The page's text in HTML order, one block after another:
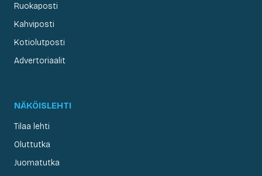
Ruokaposti
Kahviposti
Kotiolutposti
Advertoriaalit
NÄKÖISLEHTI
Tilaa lehti
Oluttutka
Juomatutka